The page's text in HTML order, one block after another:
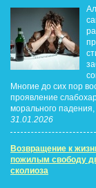
Многие до сих пор
проявление
морального падения,
31.01.2026
Возвращение к
пожилым свободу
сколиоза